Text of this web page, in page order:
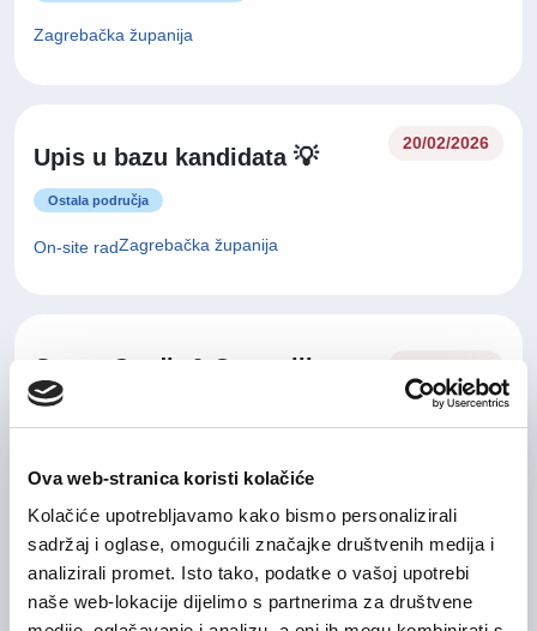
Ova web-stranica koristi kolačiće
Kolačiće upotrebljavamo kako bismo personalizirali
sadržaj i oglase, omogućili značajke društvenih medija i
analizirali promet. Isto tako, podatke o vašoj upotrebi
naše web-lokacije dijelimo s partnerima za društvene
Zagrebačka županija
Upis u bazu kandidata 💡
20/02/2026
Ostala područja
On-site radZagrebačka županija
Group Credit & Controlling
Manager
On-site radGrad Zagreb
Sales Manager
29/07/2026